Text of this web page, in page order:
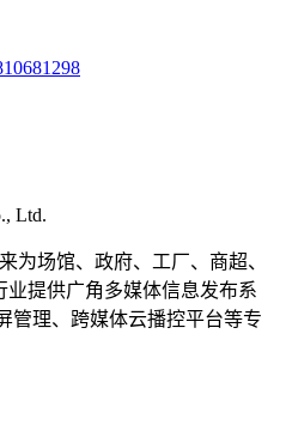
Ltd.
为场馆、政府、工厂、商超、
提供广角多媒体信息发布系
管理、跨媒体云播控平台等专